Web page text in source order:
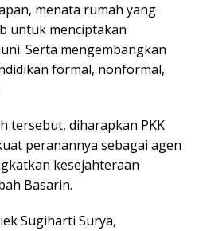
menata rumah yang
untuk menciptakan
Serta mengembangkan
formal, nonformal,
tersebut, diharapkan PKK
peranannya sebagai agen
kesejahteraan
Basarin.
Sugiharti Surya,